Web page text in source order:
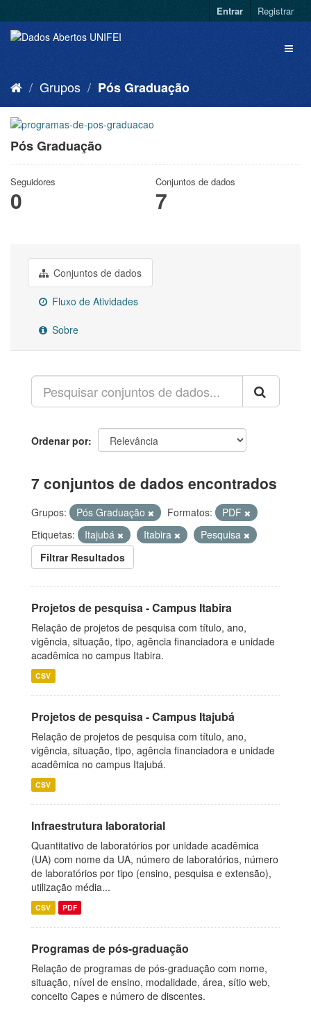
Entrar Registrar
Grupos Pós Graduação
Pós Graduação
Seguidores
0
Conjuntos de dados
7
Conjuntos de dados
Fluxo de Atividades
Sobre
Ordenar por
7 conjuntos de dados encontrados
Grupos: Pós Graduação Formatos:
PDF
Etiquetas:
Itajubá Itabira
Pesquisa
Filtrar Resultados
Projetos de pesquisa - Campus Itabira
Relação de projetos de pesquisa com título, ano,
vigência, situação, tipo, agência financiadora e unidade
acadêmica no campus Itabira.
CSV
Projetos de pesquisa - Campus Itajubá
Relação de projetos de pesquisa com título, ano,
vigência, situação, tipo, agência financiadora e unidade
acadêmica no campus Itajubá.
CSV
Infraestrutura laboratorial
Quantitativo de laboratórios por unidade acadêmica
(UA) com nome da UA, número de laboratórios, número
de laboratórios por tipo (ensino, pesquisa e extensão),
utilização média...
CSV PDF
Programas de pós-graduação
Relação de programas de pós-graduação com nome,
situação, nível de ensino, modalidade, área, sítio web,
conceito Capes e número de discentes.